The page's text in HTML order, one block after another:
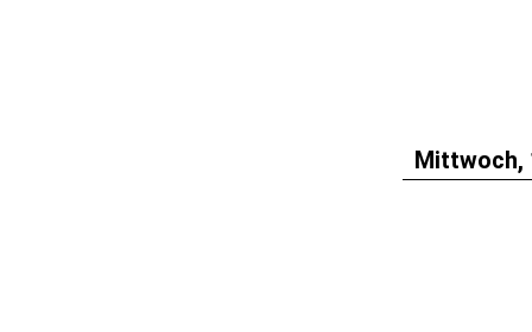
Mittwoch,